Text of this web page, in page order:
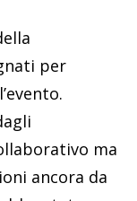
per
ma
ancora da